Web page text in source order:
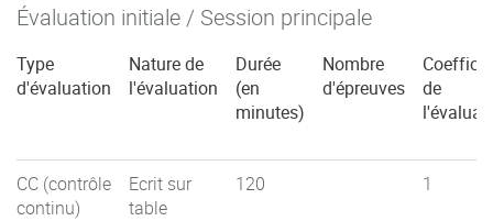
Évaluation initiale / Session principale
Type
d'évaluation
Nature de
l'évaluation
Durée
(en
minutes)
Nombre
d'épreuves
de
CC (contrôle
continu)
Ecrit sur
table
120 1